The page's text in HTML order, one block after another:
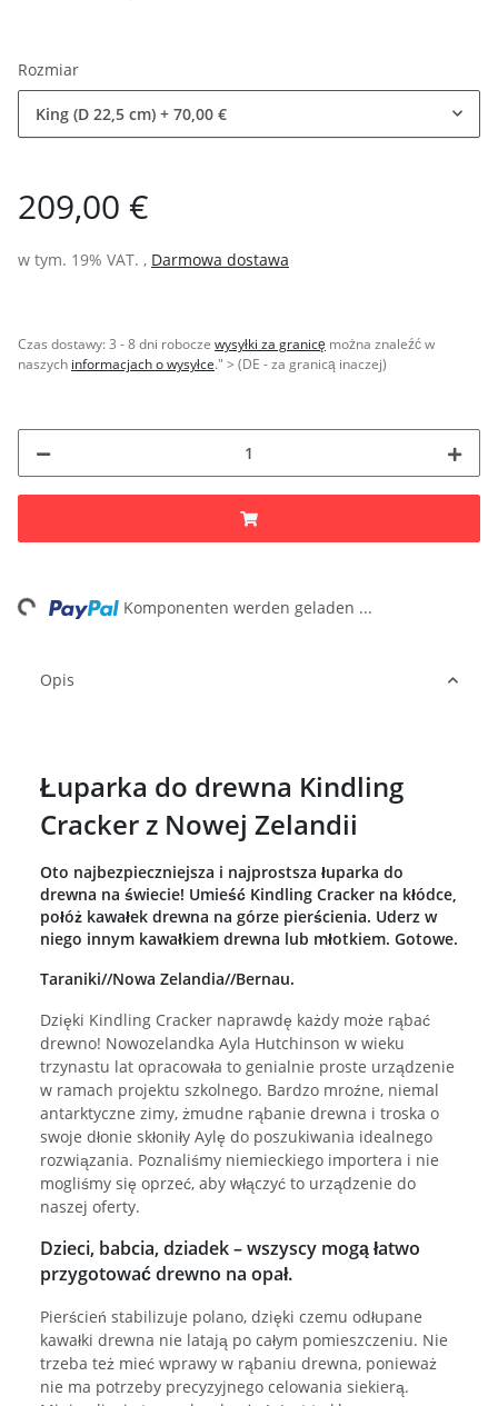
Rozmiar
King (D 22,5 cm) + 70,00 €
209,00 €
w tym. 19% VAT. , Darmowa dostawa
Czas dostawy:3 - 8 dni robocze wysyłki za granicę można znaleźć w
naszych informacjach o wysyłce." > (DE - za granicą inaczej)
Komponenten werden geladen ...
Opis
Łuparka do drewna Kindling
Cracker z Nowej Zelandii
Oto najbezpieczniejsza i najprostsza łuparka do
drewna na świecie! Umieść Kindling Cracker na kłódce,
połóż kawałek drewna na górze pierścienia. Uderz w
niego innym kawałkiem drewna lub młotkiem. Gotowe.
Taraniki//Nowa Zelandia//Bernau.
Dzięki Kindling Cracker naprawdę każdy może rąbać
drewno! Nowozelandka Ayla Hutchinson w wieku
trzynastu lat opracowała to genialnie proste urządzenie
w ramach projektu szkolnego. Bardzo mroźne, niemal
antarktyczne zimy, żmudne rąbanie drewna i troska o
swoje dłonie skłoniły Aylę do poszukiwania idealnego
rozwiązania. Poznaliśmy niemieckiego importera i nie
mogliśmy się oprzeć, aby włączyć to urządzenie do
naszej oferty.
Dzieci, babcia, dziadek – wszyscy mogą łatwo
przygotować drewno na opał.
Pierścień stabilizuje polano, dzięki czemu odłupane
kawałki drewna nie latają po całym pomieszczeniu. Nie
trzeba też mieć wprawy w rąbaniu drewna, ponieważ
nie ma potrzeby precyzyjnego celowania siekierą.